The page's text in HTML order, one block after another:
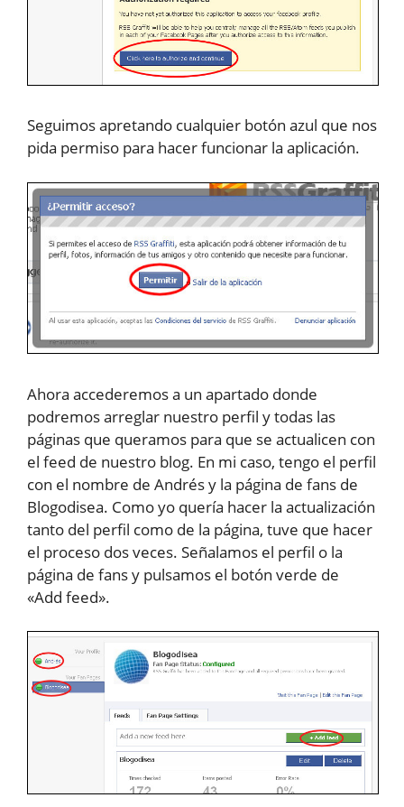
Seguimos apretando cualquier botón azul que nos
pida permiso para hacer funcionar la aplicación.
Ahora accederemos a un apartado donde
podremos arreglar nuestro perfil y todas las
páginas que queramos para que se actualicen con
el feed de nuestro blog. En mi caso, tengo el perfil
con el nombre de Andrés y la página de fans de
Blogodisea. Como yo quería hacer la actualización
tanto del perfil como de la página, tuve que hacer
el proceso dos veces. Señalamos el perfil o la
página de fans y pulsamos el botón verde de
«Add feed».